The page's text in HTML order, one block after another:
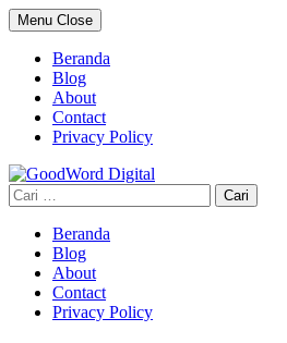
Skip
to
content
Menu Close
Beranda
Blog
About
Contact
Privacy Policy
Cari
untuk:
Beranda
Blog
About
Contact
Privacy Policy